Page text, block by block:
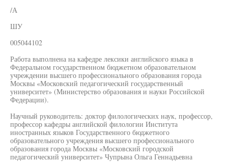
/А
ШУ
005044102
Работа выполнена на кафедре лексики английского языка в
Федеральном государственном бюджетном образовательном
учреждении высшего профессионального образования города
Москвы «Московский педагогический государственный
университет» (Министерство образования и науки Российской
Федерации).
Научный руководитель: доктор филологических наук, профессор,
профессор кафедры английской филологии Института
иностранных языков Государственного бюджетного
образовательного учреждения высшего профессионального
образования города Москвы «Московский городской
педагогический университет» Чупрына Ольга Геннадьевна